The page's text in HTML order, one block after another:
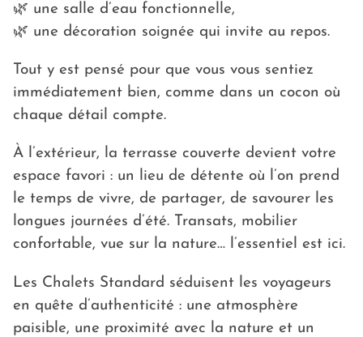
🌿 une salle d’eau fonctionnelle,
🌿 une décoration soignée qui invite au repos.
Tout y est pensé pour que vous vous sentiez
immédiatement bien, comme dans un cocon où
chaque détail compte.
À l’extérieur, la terrasse couverte devient votre
espace favori : un lieu de détente où l’on prend
le temps de vivre, de partager, de savourer les
longues journées d’été. Transats, mobilier
confortable, vue sur la nature… l’essentiel est ici.
Les Chalets Standard séduisent les voyageurs
en quête d’authenticité : une atmosphère
paisible, une proximité avec la nature et un